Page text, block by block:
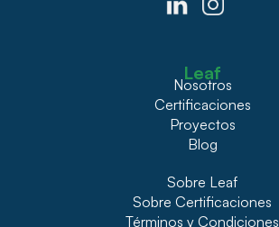
Leaf
Nosotros
Certificaciones
Proyectos
Blog
Sobre Leaf
Sobre Certificaciones
Términos y Condiciones